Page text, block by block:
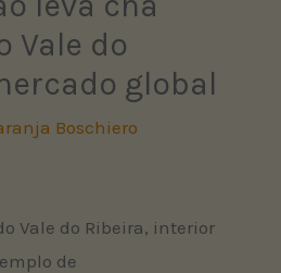
Vale do
global
Boschiero
Vale do Ribeira, interior
de